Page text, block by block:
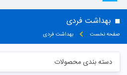
بهداشت فردی
صفحه نخست بهداشت فردی
دسته بندی محصولات